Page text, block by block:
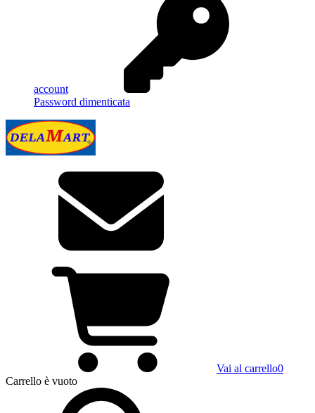
account
Password dimenticata
Vai al carrello0
Carrello è vuoto